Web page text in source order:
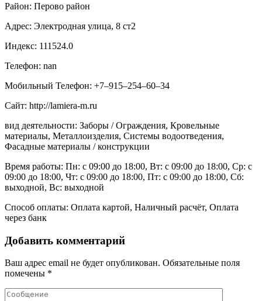
Район: Перово район
Адрес: Электродная улица, 8 ст2
Индекс: 111524.0
Телефон: nan
Мобильный Телефон: +7‒915‒254‒60‒34
Сайт: http://lamiera-m.ru
вид деятельности: Заборы / Ограждения, Кровельные
материалы, Металлоизделия, Системы водоотведения,
Фасадные материалы / конструкции
Время работы: Пн: с 09:00 до 18:00, Вт: с 09:00 до 18:00, Ср: с
09:00 до 18:00, Чт: с 09:00 до 18:00, Пт: с 09:00 до 18:00, Сб:
выходной, Вс: выходной
Способ оплаты: Оплата картой, Наличный расчёт, Оплата
через банк
Добавить комментарий
Ваш адрес email не будет опубликован. Обязательные поля
помечены *